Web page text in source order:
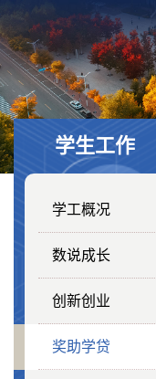
学生工作
学工概况
数说成长
创新创业
奖助学贷